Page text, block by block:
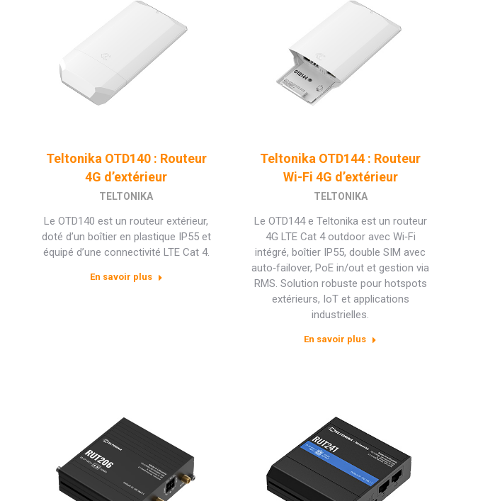
Teltonika OTD140 : Routeur
4G d’extérieur
TELTONIKA
Le OTD140 est un routeur extérieur,
doté d’un boîtier en plastique IP55 et
équipé d’une connectivité LTE Cat 4.
En savoir plus
Teltonika OTD144 : Routeur
Wi-Fi 4G d’extérieur
TELTONIKA
Le OTD144 e Teltonika est un routeur
4G LTE Cat 4 outdoor avec Wi‑Fi
intégré, boîtier IP55, double SIM avec
auto‑failover, PoE in/out et gestion via
RMS. Solution robuste pour hotspots
extérieurs, IoT et applications
industrielles.
En savoir plus